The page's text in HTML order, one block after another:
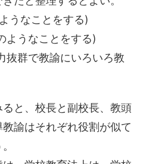
うなことをする)
ようなことをする)
抜群で教諭にいろいろ教
と、校長と副校長、教頭
諭はそれぞれ役割が似て